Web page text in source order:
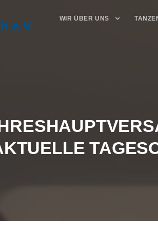
WIR ÜBER UNS